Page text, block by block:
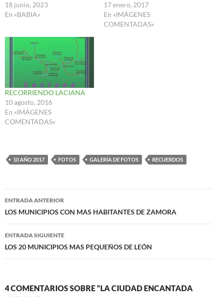
18 junio, 2023
En «BABIA»
17 enero, 2017
En «IMÁGENES
COMENTADAS»
RECORRIENDO LACIANA
10 agosto, 2016
En «IMÁGENES
COMENTADAS»
10 AÑO 2017 FOTOS GALERÍA DE FOTOS RECUERDOS
Navegación
de
entradas
ENTRADA ANTERIOR
LOS MUNICIPIOS CON MAS HABITANTES DE ZAMORA
ENTRADA SIGUIENTE
LOS 20 MUNICIPIOS MAS PEQUEÑOS DE LEÓN
4 COMENTARIOS SOBRE “LA CIUDAD ENCANTADA